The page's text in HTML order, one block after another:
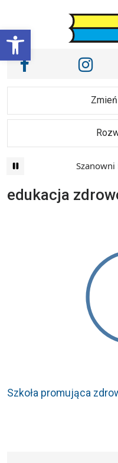
Otwórz
Main Navigation
Nasze media
Facebook
Szanowni
edukacja
Szkoła promująca